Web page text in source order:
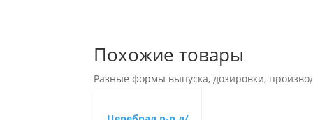
Похожие товары
Разные формы выпуска, дозировки,